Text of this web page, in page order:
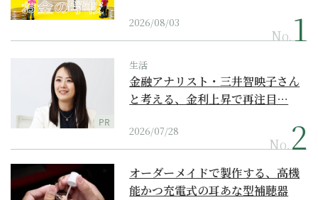
2026/08/03
No.
PR
生活
金融アナリスト・三井智映子さん
と考える、金利上昇で再注目…
2026/07/28
No.
オーダーメイドで製作する、高機
能かつ充電式の耳あな型補聴器